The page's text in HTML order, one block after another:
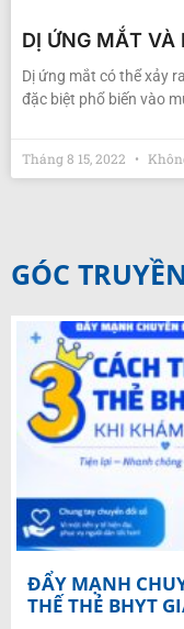
DỊ ỨNG MẮT VÀ
Dị ứng mắt có thể xảy
đặc biệt phổ biến vào
Tháng 8 15, 2022
GÓC
ĐẨY MẠNH
THẾ THẺ BHYT